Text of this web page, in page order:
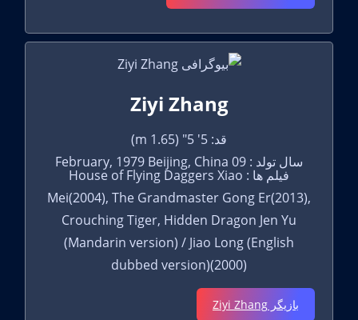
Ziyi Zhang
قد: 5' 5" (1.65 m)
سال تولد : 09 February, 1979 Beijing, China
فیلم ها : House of Flying Daggers Xiao
Mei(2004), The Grandmaster Gong Er(2013),
Crouching Tiger, Hidden Dragon Jen Yu
(Mandarin version) / Jiao Long (English
dubbed version)(2000)
بازیگر Ziyi Zhang